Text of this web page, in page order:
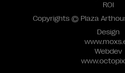
Design
Webdev
ROI
Copyrights © Plaza